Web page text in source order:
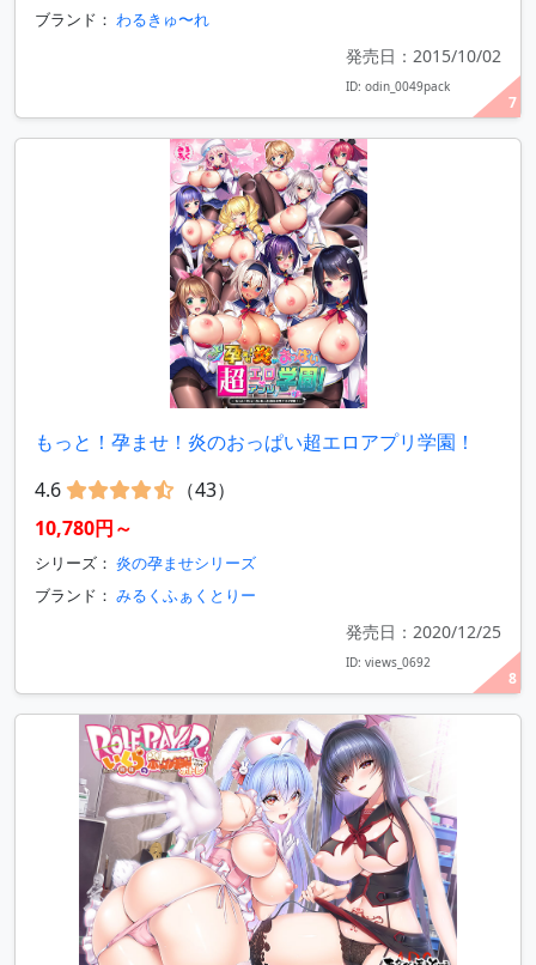
7
ブランド： わるきゅ〜れ
発売日：2015/10/02
ID: odin_0049pack
8
もっと！孕ませ！炎のおっぱい超エロアプリ学園！
4.6
（43）
10,780円～
シリーズ： 炎の孕ませシリーズ
ブランド： みるくふぁくとりー
発売日：2020/12/25
ID: views_0692